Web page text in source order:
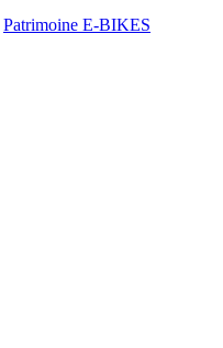
Patrimoine E-BIKES